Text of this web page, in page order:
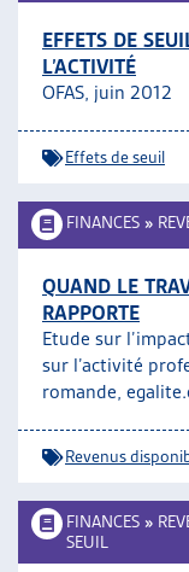
EFFETS DE
L’ACTIVITÉ
OFAS, juin 2012
Effets de seuil
FINANCES »
QUAND LE
RAPPORTE
Etude sur
sur l’activité
romande,
Revenus
FINANCES »
SEUIL